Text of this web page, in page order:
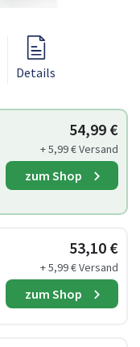
Details
54,99 €
+ 5,99 € Versand
zum Shop
53,10 €
+ 5,99 € Versand
zum Shop